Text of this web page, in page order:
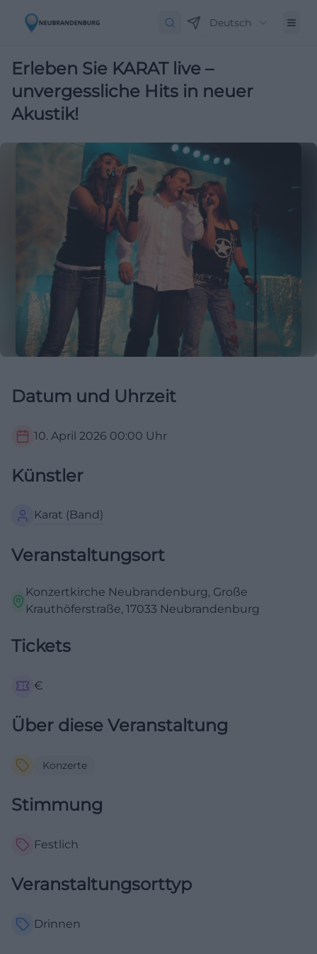
Deutsch
Erleben Sie KARAT live –
unvergessliche Hits in neuer
Akustik!
Datum und Uhrzeit
10. April 2026 00:00 Uhr
Künstler
Karat (Band)
Veranstaltungsort
Konzertkirche Neubrandenburg, Große
Krauthöferstraße, 17033 Neubrandenburg
Tickets
€
Über diese Veranstaltung
Konzerte
Stimmung
Festlich
Veranstaltungsorttyp
Drinnen